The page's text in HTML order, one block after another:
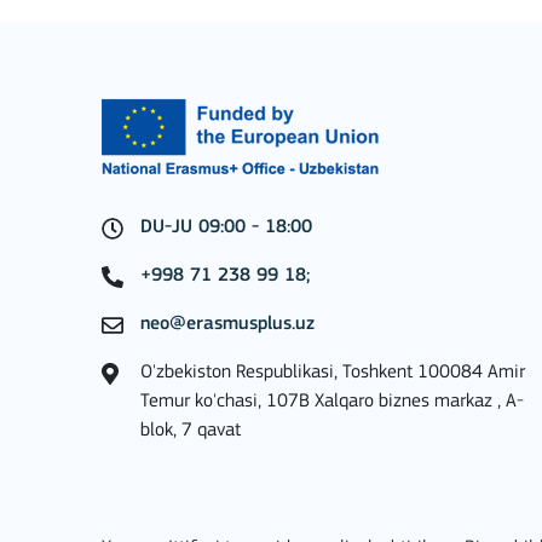
BATAFSIL
Key Action 2:
DU-JU 09:00 - 18:00
+998 71 238 99 18;
neo@erasmusplus.uz
O'zbekiston Respublikasi, Toshkent 100084 Amir
Temur ko'chasi, 107B Xalqaro biznes markaz , A-
blok, 7 qavat